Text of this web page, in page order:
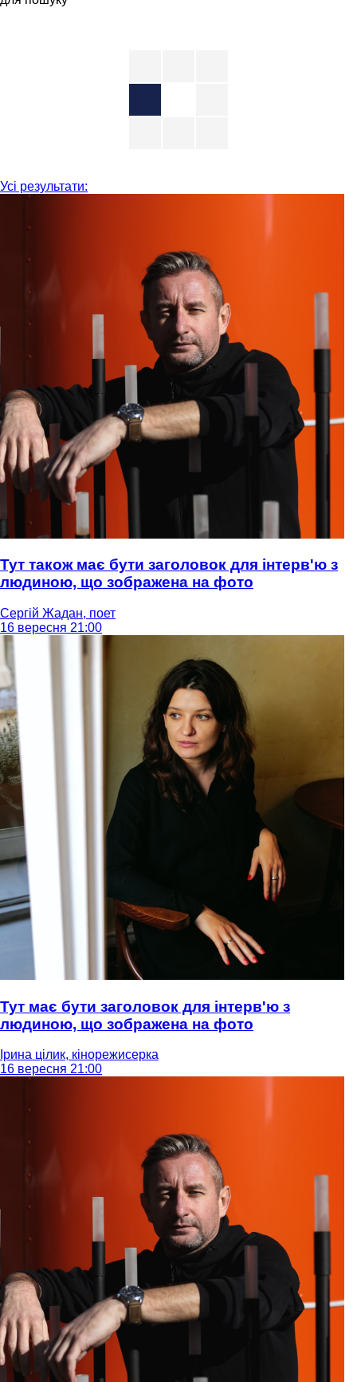
Усі результати:
Тут також має бути заголовок для інтерв'ю з
людиною, що зображена на фото
Сергій Жадан, поет
16 вересня 21:00
Тут має бути заголовок для інтерв'ю з
людиною, що зображена на фото
Ірина цілик, кінорежисерка
16 вересня 21:00